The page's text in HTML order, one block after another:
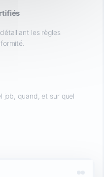
les règles
job, quand, et sur quel